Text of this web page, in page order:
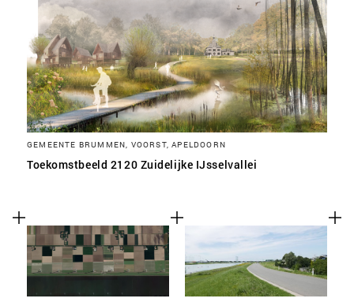
GEMEENTE BRUMMEN, VOORST, APELDOORN
Toekomstbeeld 2120 Zuidelijke IJsselvallei